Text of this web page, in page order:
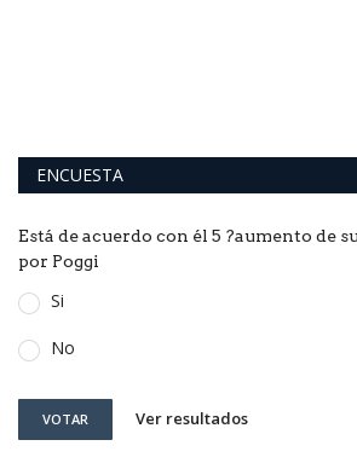
ENCUESTA
Está de acuerdo con él 5 ?aumento de
por Poggi
Si
No
VOTAR Ver resultados